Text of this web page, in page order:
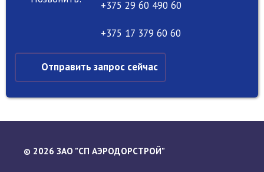
+375 29 60 490 60
+375 17 379 60 60
Отправить запрос сейчас
© 2026 ЗАО "СП АЭРОДОРСТРОЙ"